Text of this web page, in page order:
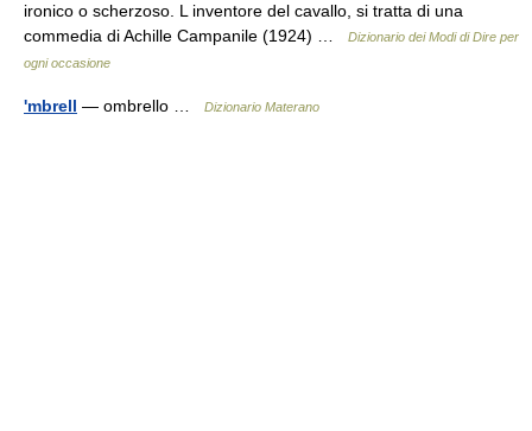
ironico o scherzoso. L inventore del cavallo, si tratta di una
commedia di Achille Campanile (1924) …
Dizionario dei Modi di Dire per
ogni occasione
'mbrell — ombrello … Dizionario Materano